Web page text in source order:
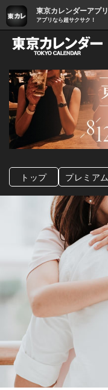
東京カレンダーアプリ
アプリなら超サクサク！
トップ プレミアム